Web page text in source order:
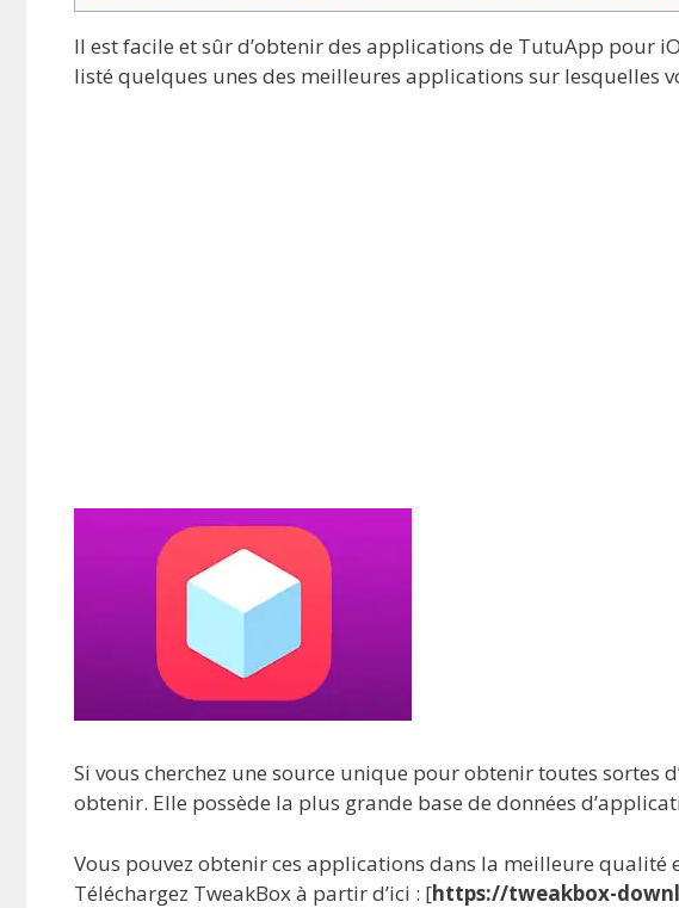
Il est facile et sûr d’obtenir des applications de TutuApp pour
listé quelques unes des meilleures applications sur lesquelles
Si vous cherchez une source unique pour obtenir toutes sortes
obtenir. Elle possède la plus grande base de données
Vous pouvez obtenir ces applications dans la meilleure qualité
Téléchargez TweakBox à partir d’ici : [https://tweakbox-